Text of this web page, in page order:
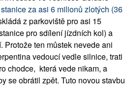
za asi 6 milionů zlotých (36
z parkoviště pro asi 15
pro sdílení jízdních kol) a
Protože ten můstek nevede ani
vedoucí vedle silnice, trati
chodce, která vede nikam, a
se obrátil zpět. Tuto novou stavbu